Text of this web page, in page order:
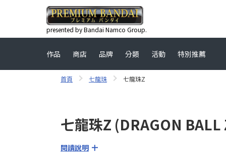
presented by Bandai Namco Group.
作品 商店 品牌 分類 活動 特別推薦
首頁 七龍珠 七龍珠Z
七龍珠Z (DRAGON BALL
閱讀說明